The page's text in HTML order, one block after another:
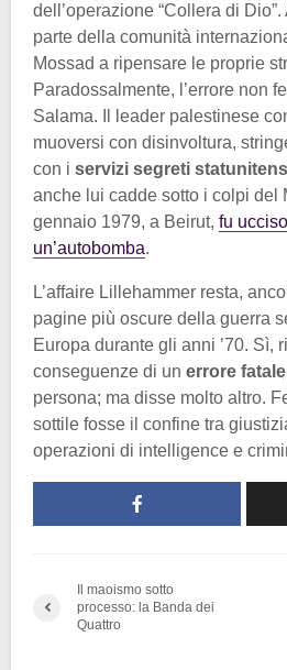
dell’operazione “Collera di
parte della comunità
Mossad a ripensare le proprie
Paradossalmente, l’errore non
Salama. Il leader palestinese
muoversi con disinvoltura,
con i servizi segreti
anche lui cadde sotto i colpi del
gennaio 1979, a Beirut, fu
un’autobomba.
L’affaire Lillehammer resta,
pagine più oscure della guerra
Europa durante gli anni ’70. Sì,
conseguenze di un errore fatale
persona; ma disse molto altro.
sottile fosse il confine tra
operazioni di intelligence e
Il maoismo sotto
processo: la Banda dei
Quattro